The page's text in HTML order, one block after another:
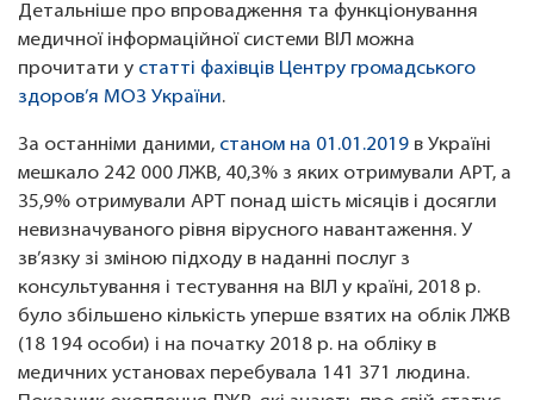
Детальніше про впровадження та функціонування
медичної інформаційної системи ВІЛ можна
прочитати у статті фахівців Центру громадського
здоров’я МОЗ України.
За останніми даними, станом на 01.01.2019 в Україні
мешкало 242 000 ЛЖВ, 40,3% з яких отримували АРТ, а
35,9% отримували АРТ понад шість місяців і досягли
невизначуваного рівня вірусного навантаження. У
зв’язку зі зміною підходу в наданні послуг з
консультування і тестування на ВІЛ у країні, 2018 р.
було збільшено кількість уперше взятих на облік ЛЖВ
(18 194 особи) і на початку 2018 р. на обліку в
медичних установах перебувала 141 371 людина.